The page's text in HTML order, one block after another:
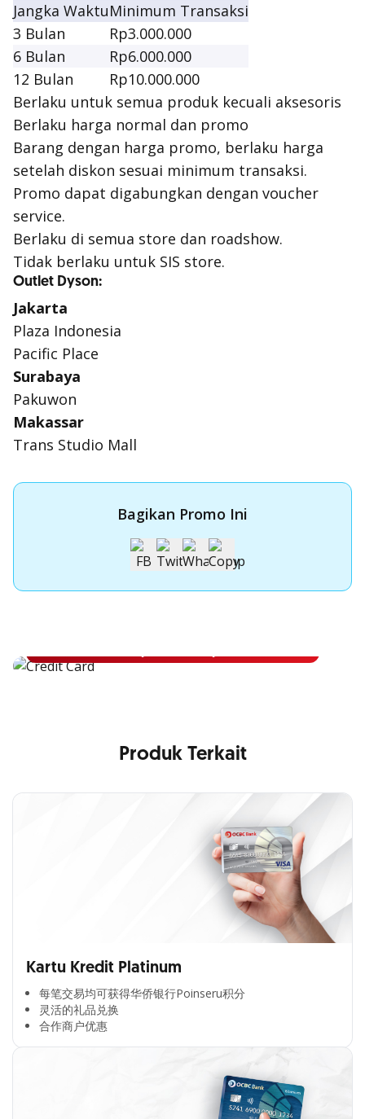
Jangka WaktuMinimum Transaksi
3 Bulan
Rp3.000.000
6 Bulan
Rp6.000.000
12 Bulan
Rp10.000.000
Berlaku untuk semua produk kecuali aksesoris
Berlaku harga normal dan promo
Barang dengan harga promo, berlaku harga
setelah diskon sesuai minimum transaksi.
Promo dapat digabungkan dengan voucher
service.
Berlaku di semua store dan roadshow.
Tidak berlaku untuk SIS store.
Outlet Dyson:
Jakarta
Plaza Indonesia
Pacific Place
Surabaya
Pakuwon
Makassar
Trans Studio Mall
Bagikan Promo Ini
Apply Kartu Kredit OCBC NISP
Produk Terkait
Kartu Kredit Platinum
每笔交易均可获得华侨银行Poinseru积分​
灵活的礼品兑换​
合作商户优惠​